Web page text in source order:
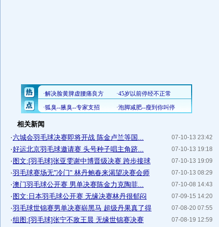
相关新闻
07-10-13 23:42
·六城会羽毛球决赛即将开战 陈金卢兰等国...
07-10-13 19:18
·好运北京羽毛球邀请赛 头号种子唱主角跻...
07-10-13 19:09
·图文:[羽毛球]张亚雯谢中博晋级决赛 跨步接球
07-10-13 08:29
·羽毛球赛场无"冷门" 林丹鲍春来渴望决赛会师
07-10-08 14:43
·澳门羽毛球公开赛 男单决赛陈金力克陶菲...
07-09-15 14:20
·图文:日本羽毛球公开赛 无缘决赛林丹很郁闷
07-08-20 07:55
·羽毛球世锦赛男单决赛崭黑马 超级丹果真了得
07-08-19 12:59
·组图:[羽毛球]张宁不敌王晨 无缘世锦赛决赛